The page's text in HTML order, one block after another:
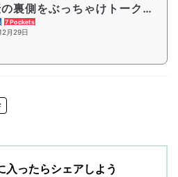
裏側をぶっちゃけトーク
座談会（前編）】
7 Pockets
月29日
入ったらシェアしよう